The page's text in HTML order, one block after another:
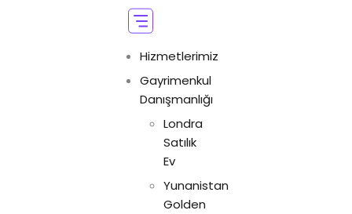
Hizmetlerimiz
Gayrimenkul
Danışmanlığı
Londra
Satılık
Ev
Yunanistan
Golden